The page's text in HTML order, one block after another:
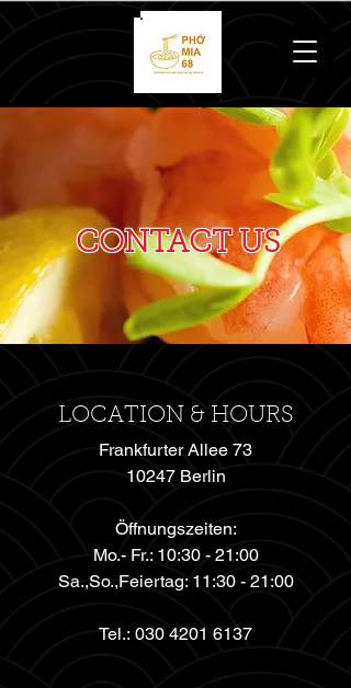
CONTACT US
LOCATION & HOURS
Frankfurter Allee 73
10247 Berlin
Öffnungszeiten:
Mo.- Fr.: 10:30 - 21:00
Sa.,So.,Feiertag: 11:30 - 21:00
Tel.: 030 4201 6137